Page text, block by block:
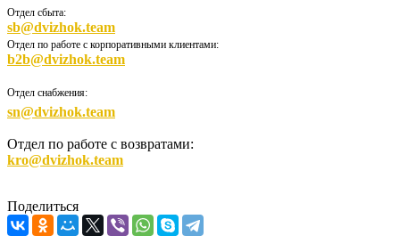
Отдел сбыта:
sb@dvizhok.team
Отдел по работе с корпоративными клиентами:
b2b@dvizhok.team
Отдел снабжения:
sn@dvizhok.team
Отдел по работе с возвратами:
kro@dvizhok.team
Поделиться